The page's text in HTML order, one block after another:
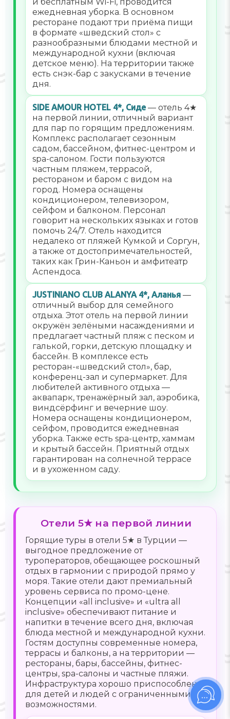
ежедневная уборка. В основном
ресторане подают три приёма пищи
в формате «шведский стол» с
разнообразными блюдами местной и
международной кухни (включая
детское меню). На территории также
есть снэк-бар с закусками в течение
дня.
SIDE AMOUR HOTEL 4*, Сиде— отель 4★
на первой линии, отличный вариант
для пар по горящим предложениям.
Комплекс располагает сезонным
садом, бассейном, фитнес-центром и
spa-салоном. Гости пользуются
частным пляжем, террасой,
рестораном и баром с видом на
город. Номера оснащены
кондиционером, телевизором,
сейфом и балконом. Персонал
говорит на нескольких языках и готов
помочь 24/7. Отель находится
недалеко от пляжей Кумкой и Соргун,
а также от достопримечательностей,
таких как Грин-Каньон и амфитеатр
Аспендоса.
JUSTINIANO CLUB ALANYA 4*, Аланья —
отличный выбор для семейного
отдыха. Этот отель на первой линии
окружён зелёными насаждениями и
предлагает частный пляж с песком и
галькой, горки, детскую площадку и
бассейн. В комплексе есть
ресторан-«шведский стол», бар,
конференц-зал и супермаркет. Для
любителей активного отдыха —
аквапарк, тренажёрный зал, аэробика,
виндсёрфинг и вечерние шоу.
Номера оснащены кондиционером,
сейфом, проводится ежедневная
уборка. Также есть spa-центр, хаммам
и крытый бассейн. Приятный отдых
гарантирован на солнечной террасе
и в ухоженном саду.
Отели 5★ на первой линии
Горящие туры в отели 5★ в Турции —
выгодное предложение от
туроператоров, обещающее роскошный
отдых в гармонии с природой прямо у
моря. Такие отели дают премиальный
уровень сервиса по промо-цене.
Концепции «all inclusive» и «ultra all
inclusive» обеспечивают питание и
напитки в течение всего дня, включая
блюда местной и международной кухни.
Гостям доступны современные номера,
террасы и балконы, а на территории —
рестораны, бары, бассейны, фитнес-
центры, spa-салоны и частные пляжи.
Инфраструктура хорошо приспособлена
для детей и людей с ограниченными
возможностями.